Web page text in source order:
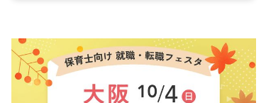
就労という観点から社会生活に必要な日
常生活における基本的な動作や社会性を
身につけていけるよう療育支援を提供す
ると共に、安心して過ごせる時間を提供
していきます。